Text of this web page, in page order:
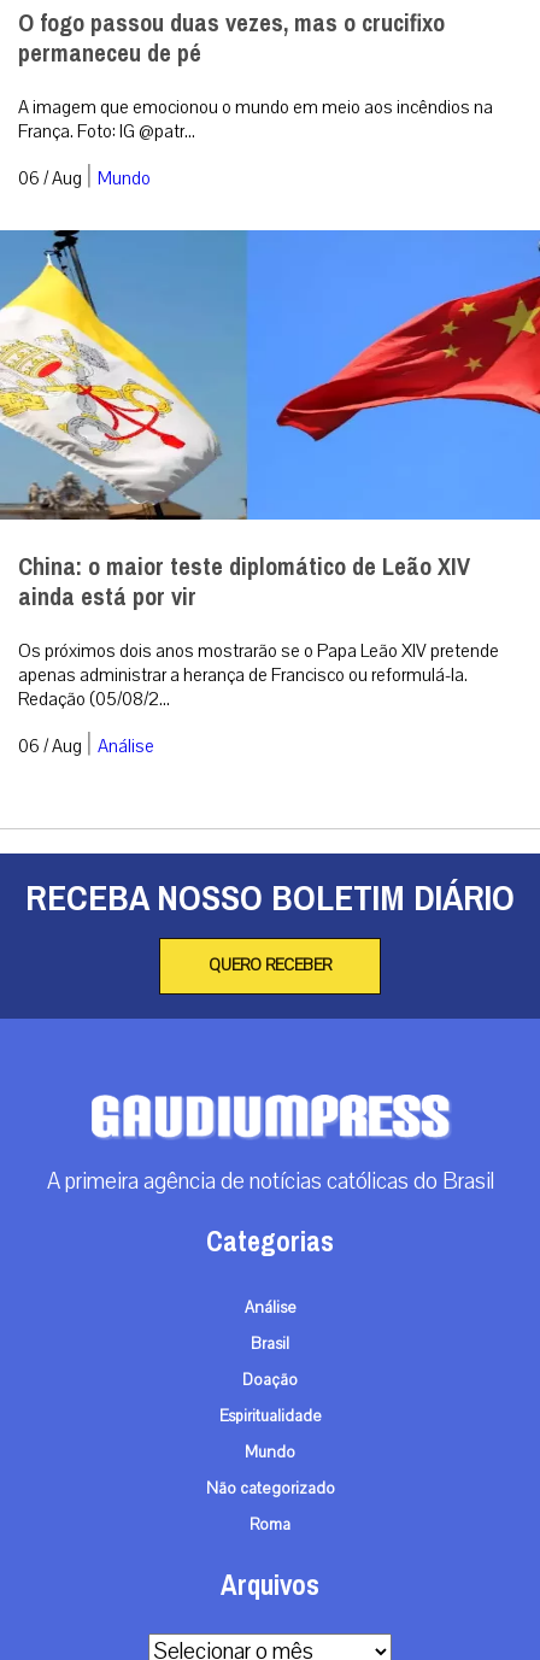
O fogo passou duas vezes, mas o crucifixo
permaneceu de pé
A imagem que emocionou o mundo em meio aos incêndios na
França. Foto: IG @patr...
06 / Aug | Mundo
China: o maior teste diplomático de Leão XIV
ainda está por vir
Os próximos dois anos mostrarão se o Papa Leão XIV pretende
apenas administrar a herança de Francisco ou reformulá-la.
Redação (05/08/2...
06 / Aug | Análise
RECEBA NOSSO BOLETIM DIÁRIO
QUERO RECEBER
A primeira agência de notícias católicas do Brasil
Categorias
Análise
Brasil
Doação
Espiritualidade
Mundo
Não categorizado
Roma
Arquivos
Arquivos